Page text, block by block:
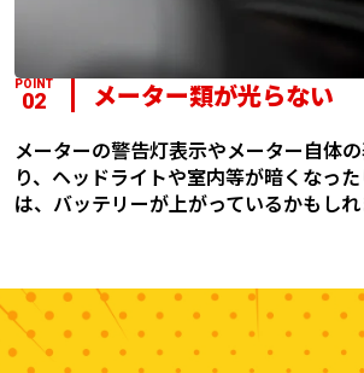
POINT
02 メーター類が光らない
メーターの警告灯表示やメーター自体
り、ヘッドライトや室内等が暗くなっ
は、バッテリーが上がっているかもしれ